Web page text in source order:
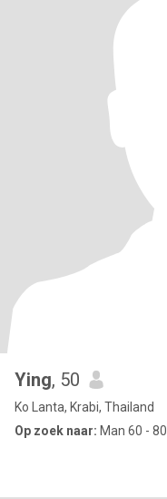
Ying, 50
Ko Lanta, Krabi, Thailand
Op zoek naar: Man 60 - 80